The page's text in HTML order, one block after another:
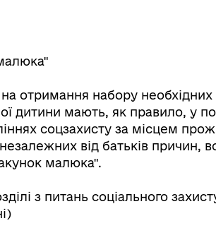
отримання набору
дитини мають, як правило, у
соцзахисту за місцем
від батьків причин,
малюка".
з питань соціального